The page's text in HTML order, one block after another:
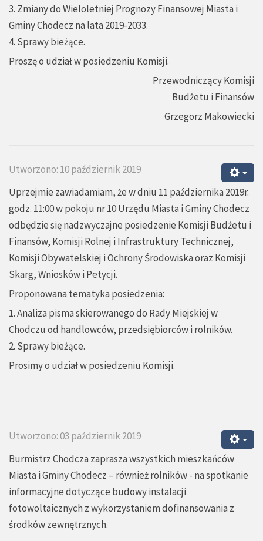
3. Zmiany do Wieloletniej Prognozy Finansowej Miasta i
Gminy Chodecz na lata 2019-2033.
4. Sprawy bieżące.
Proszę o udział w posiedzeniu Komisji.
Przewodniczący Komisji
Budżetu i Finansów
Grzegorz Makowiecki
Utworzono: 10 październik 2019
Uprzejmie zawiadamiam, że w dniu 11 października 2019r.
godz. 11:00 w pokoju nr 10 Urzędu Miasta i Gminy Chodecz
odbędzie się nadzwyczajne posiedzenie Komisji Budżetu i
Finansów, Komisji Rolnej i Infrastruktury Technicznej,
Komisji Obywatelskiej i Ochrony Środowiska oraz Komisji
Skarg, Wniosków i Petycji.
Proponowana tematyka posiedzenia:
1. Analiza pisma skierowanego do Rady Miejskiej w
Chodczu od handlowców, przedsiębiorców i rolników.
2. Sprawy bieżące.
Prosimy o udział w posiedzeniu Komisji.
Utworzono: 03 październik 2019
Burmistrz Chodcza zaprasza wszystkich mieszkańców
Miasta i Gminy Chodecz – również rolników - na spotkanie
informacyjne dotyczące budowy instalacji
fotowoltaicznych z wykorzystaniem dofinansowania z
środków zewnętrznych.